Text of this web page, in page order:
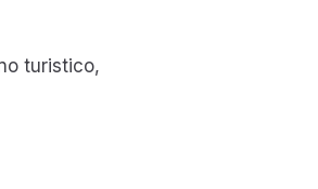
turistico,